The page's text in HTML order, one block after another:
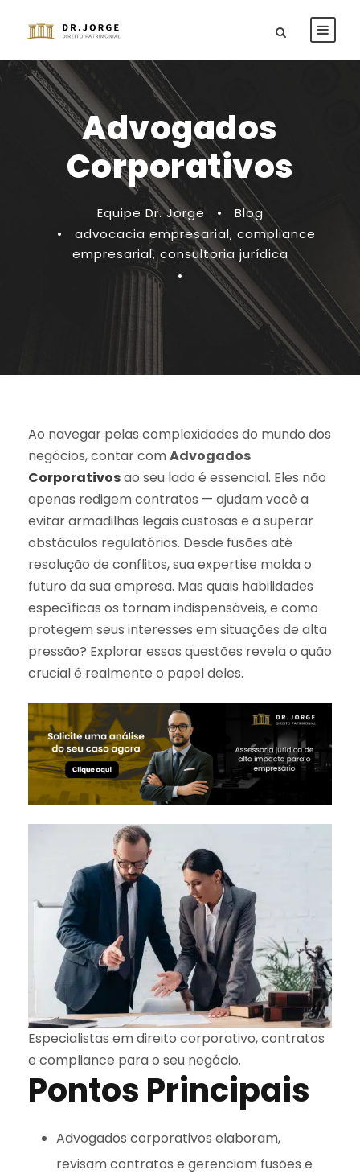
Advogados
Corporativos
Equipe Dr. Jorge •
Blog
•
advocacia empresarial, compliance
empresarial, consultoria jurídica
•
Ao navegar pelas complexidades do mundo dos
negócios, contar comAdvogados
Corporativosao seu lado é essencial. Eles não
apenas redigem contratos — ajudam você a
evitar armadilhas legais custosas e a superar
obstáculos regulatórios. Desde fusões até
resolução de conflitos, sua expertise molda o
futuro da sua empresa. Mas quais habilidades
específicas os tornam indispensáveis, e como
protegem seus interesses em situações de alta
pressão? Explorar essas questões revela o quão
crucial é realmente o papel deles.
Especialistas em direito corporativo, contratos
e compliance para o seu negócio.
Pontos Principais
Advogados corporativos elaboram,
revisam contratos e gerenciam fusões e